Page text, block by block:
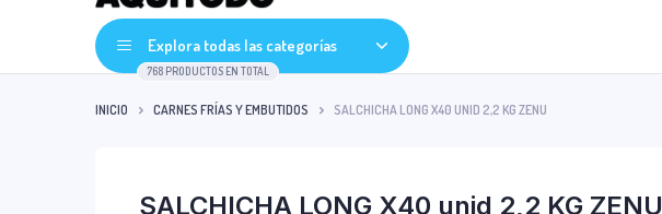
Explora todas las categorías
768 PRODUCTOS EN TOTAL
INICIO CARNES FRÍAS Y EMBUTIDOS SALCHICHA LONG X40 UNID 2,2 KG ZENU
SALCHICHA LONG X40 unid 2,2 KG ZENU